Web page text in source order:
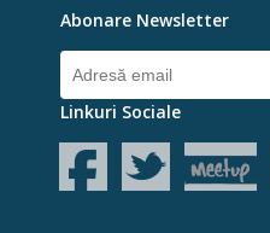
Abonare Newsletter
Linkuri Sociale